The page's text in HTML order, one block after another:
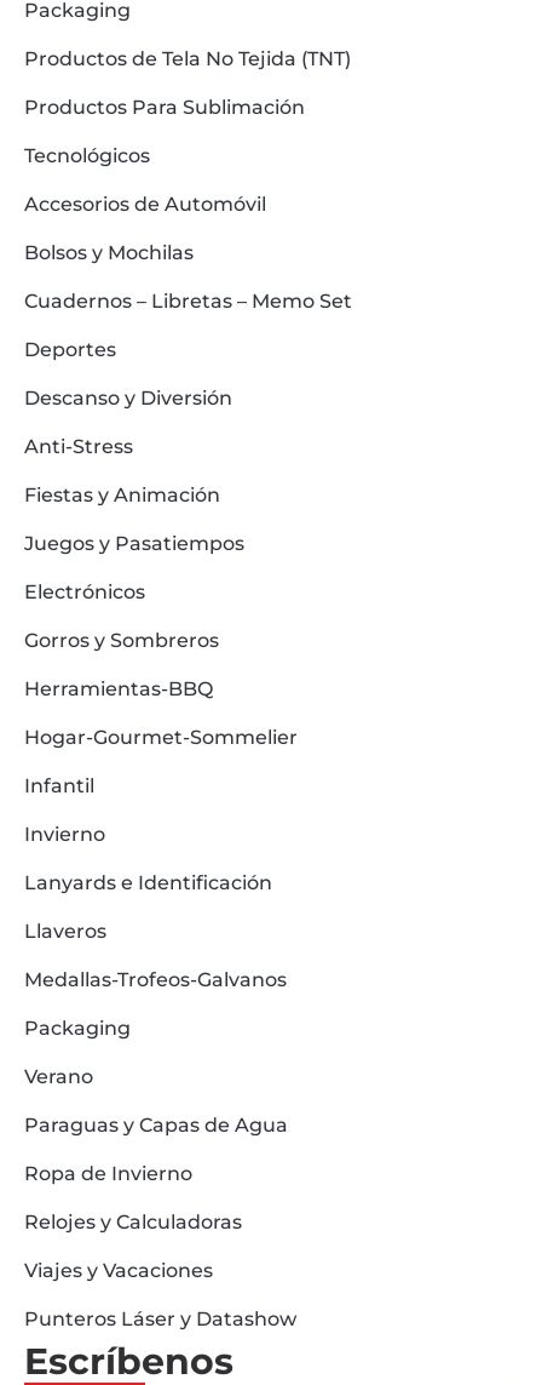
Packaging
Productos de Tela No Tejida (TNT)
Productos Para Sublimación
Tecnológicos
Accesorios de Automóvil
Bolsos y Mochilas
Cuadernos – Libretas – Memo Set
Deportes
Descanso y Diversión
Anti-Stress
Fiestas y Animación
Juegos y Pasatiempos
Electrónicos
Gorros y Sombreros
Herramientas-BBQ
Hogar-Gourmet-Sommelier
Infantil
Invierno
Lanyards e Identificación
Llaveros
Medallas-Trofeos-Galvanos
Packaging
Verano
Paraguas y Capas de Agua
Ropa de Invierno
Relojes y Calculadoras
Viajes y Vacaciones
Punteros Láser y Datashow
Escríbenos